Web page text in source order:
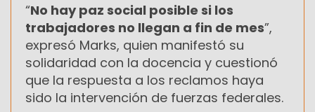
“No hay paz social posible si los
trabajadores no llegan a fin de mes”,
expresó Marks, quien manifestó su
solidaridad con la docencia y cuestionó
que la respuesta a los reclamos haya
sido la intervención de fuerzas federales.